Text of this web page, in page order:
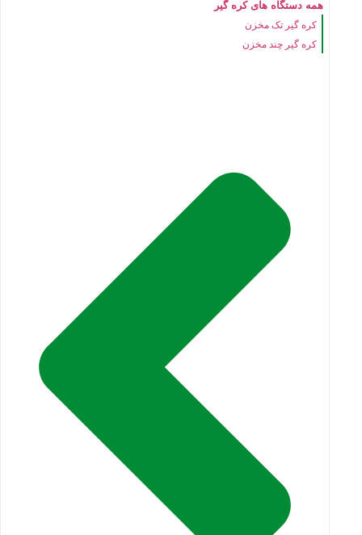
همه دستگاه های کره گیر
کره گیر تک مخزن
کره گیر چند مخزن